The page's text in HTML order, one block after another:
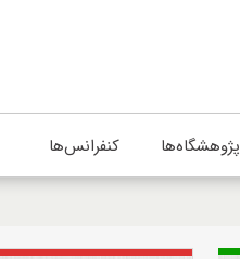
پژوهشگاه‌ها کنفرانس‌ها